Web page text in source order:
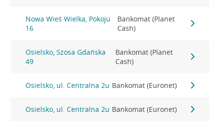
Nowa Wieś Wielka, Pokoju
16
Bankomat (Planet
Cash)
Osielsko, Szosa Gdańska
49
Bankomat (Planet
Cash)
Osielsko, ul. Centralna 2u Bankomat (Euronet)
Osielsko, ul. Centralna 2u Bankomat (Euronet)